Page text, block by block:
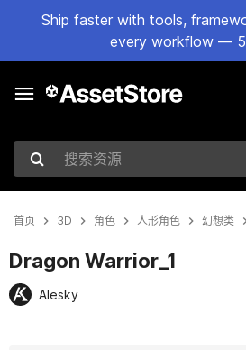
Ship faster with tools,
every workflow —
搜索资源
首页 3D 角色 人形角色 幻想类
Dragon Warrior_1
Alesky